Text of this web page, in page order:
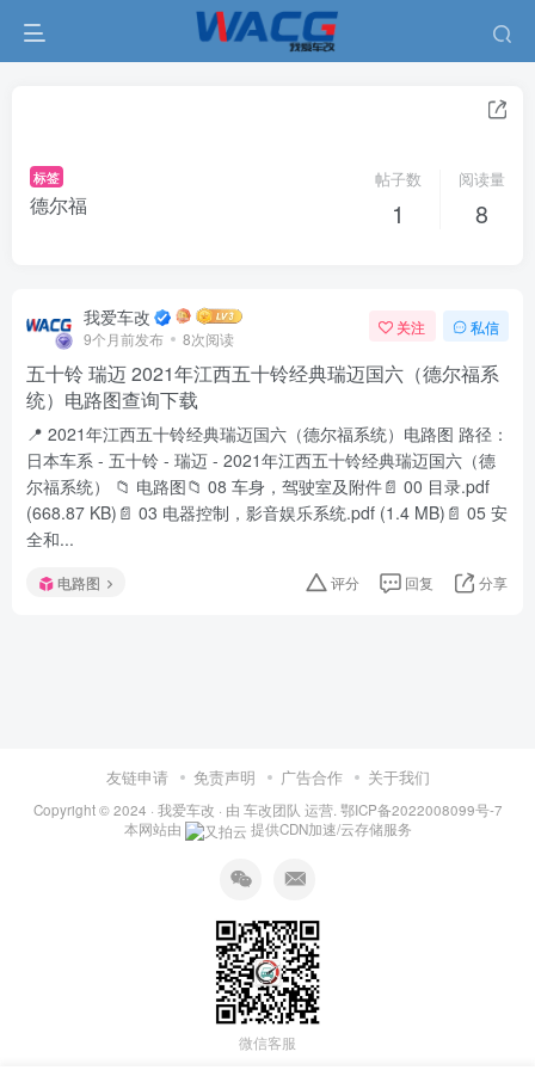
标签
德尔福
帖子数
1
阅读量
8
我爱车改
9个月前发布 8次阅读
关注 私信
五十铃 瑞迈 2021年江西五十铃经典瑞迈国六（德尔福系
统）电路图查询下载
📍 2021年江西五十铃经典瑞迈国六（德尔福系统）电路图 路径：
日本车系 - 五十铃 - 瑞迈 - 2021年江西五十铃经典瑞迈国六（德
尔福系统） 📁 电路图📁 08 车身，驾驶室及附件📄 00 目录.pdf
(668.87 KB)📄 03 电器控制，影音娱乐系统.pdf (1.4 MB)📄 05 安
全和...
电路图 评分 回复 分享
友链申请 免责声明 广告合作 关于我们
Copyright © 2024 · 我爱车改 · 由 车改团队 运营. 鄂ICP备2022008099号-7
本网站由
提供CDN加速/云存储服务
微信客服